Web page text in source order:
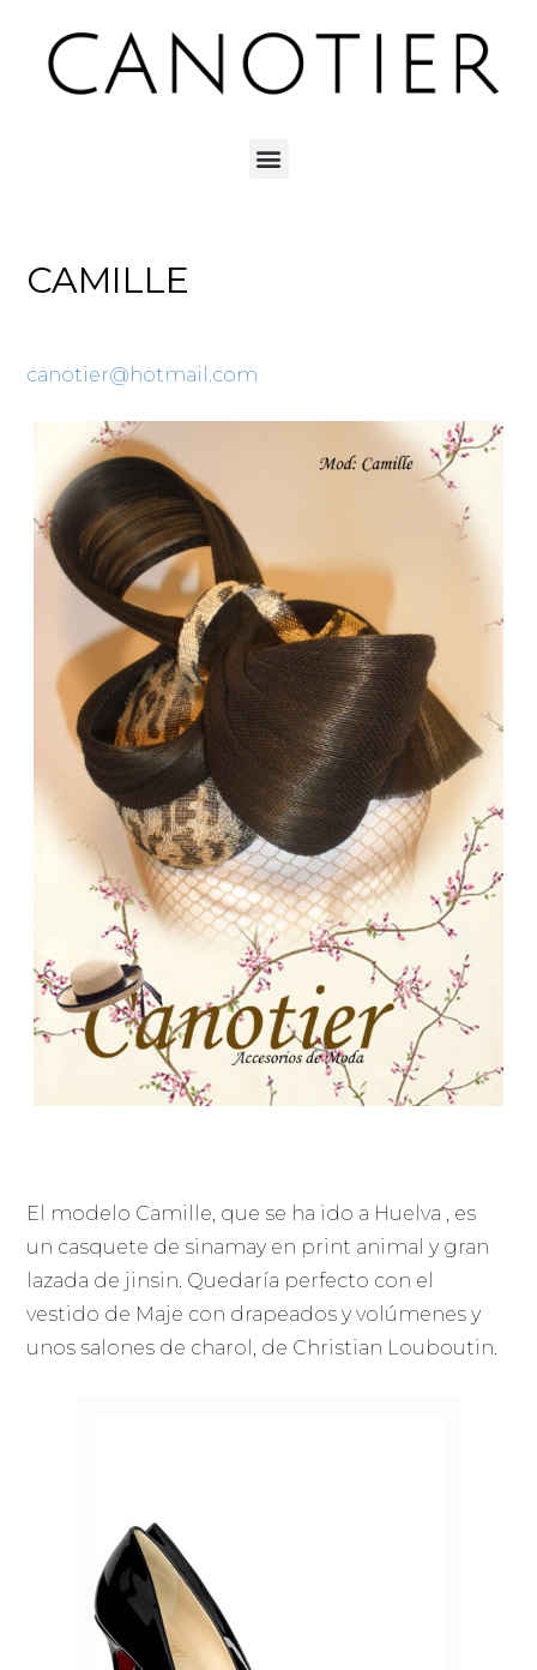
CAMILLE
canotier@hotmail.com
El modelo Camille, que se ha ido a Huelva , es
un casquete de sinamay en print animal y gran
lazada de jinsin. Quedaría perfecto con el
vestido de Maje con drapeados y volúmenes y
unos salones de charol, de Christian Louboutin.